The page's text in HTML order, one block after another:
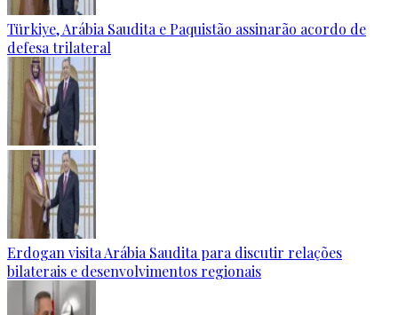
Türkiye, Arábia Saudita e Paquistão assinarão acordo de
defesa trilateral
Erdogan visita Arábia Saudita para discutir relações
bilaterais e desenvolvimentos regionais